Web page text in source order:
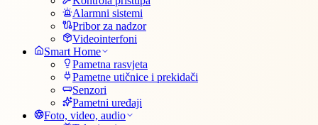
Alarmni sistemi
Pribor za nadzor
Videointerfoni
Smart Home
Pametna rasvjeta
Pametne utičnice i prekidači
Senzori
Pametni uređaji
Foto, video, audio